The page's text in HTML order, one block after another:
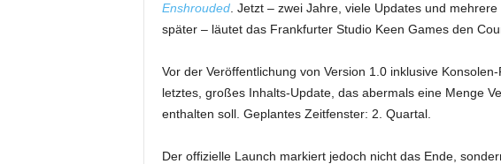
Enshrouded. Jetzt – zwei Jahre, viele Updates und
später – läutet das Frankfurter Studio Keen Games den
Vor der Veröffentlichung von Version 1.0 inklusive
letztes, großes Inhalts-Update, das abermals eine Menge
enthalten soll. Geplantes Zeitfenster: 2. Quartal.
Der offizielle Launch markiert jedoch nicht das Ende,